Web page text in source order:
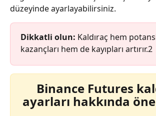
düzeyinde ayarlayabilirsiniz.
Dikkatli olun: Kaldıraç hem
kazançları hem de kayıpları artırır.2
Binance Futures
ayarları hakkında